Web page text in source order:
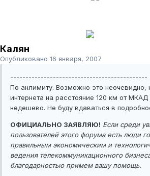
Калян
Опубликовано 16 января, 2007
---------------------------------------------
По анлимиту. Возможно это неочевидно,
интернета на расстояние 120 км от МКАД
недешево. Не буду вдаваться в
ОФИЦИАЛЬНО ЗАЯВЛЯЮ! Если среди
пользователей этого форума есть люди
правильным экономическим и
ведения телекоммуникационного
благодарностью примем вашу помощь.